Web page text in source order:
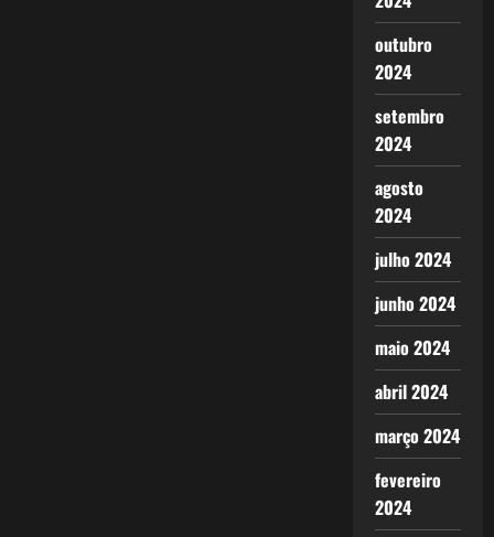
outubro
2024
setembro
2024
agosto
2024
julho 2024
junho 2024
maio 2024
abril 2024
março 2024
fevereiro
2024